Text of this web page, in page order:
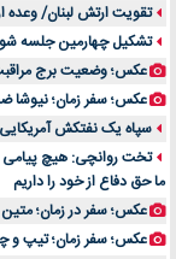
لیفتراک صفر؛ راهنمای
راهنمای جامع بهترین کفش
تقویت ارتش لبنان/ وعده
تشکیل چهارمین جلسه
عکس؛ وضعیت برج
عکس؛ سفر زمان؛ نیوشا ضیغمی 36 ساله با لباس عروس در پشت‌صحنه
سپاه یک نفتکش
تخت روانچی: هیچ پیامی
ما حق دفاع از خود را داریم
عکس؛ سفر در زمان؛
عکس؛ سفر زمان؛ تیپ و